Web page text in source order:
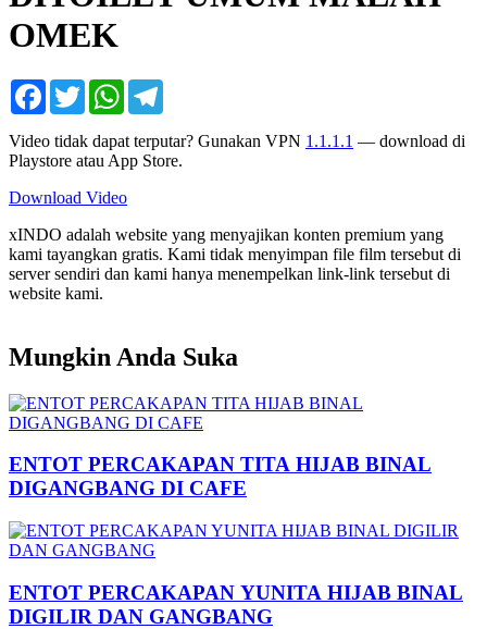
OMEK
Facebook
TwitterWhatsApp
Video tidak dapat terputar? Gunakan VPN 1.1.1.1 — download di
Playstore atau App Store.
Download Video
xINDO adalah website yang menyajikan konten premium yang
kami tayangkan gratis. Kami tidak menyimpan file film tersebut di
server sendiri dan kami hanya menempelkan link-link tersebut di
website kami.
Mungkin Anda Suka
ENTOT PERCAKAPAN TITA HIJAB BINAL
DIGANGBANG DI CAFE
ENTOT PERCAKAPAN YUNITA HIJAB BINAL
DIGILIR DAN GANGBANG